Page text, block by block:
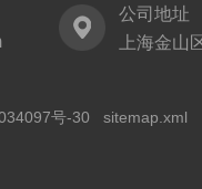
公司地址
上海金山
号-30 sitemap.xml